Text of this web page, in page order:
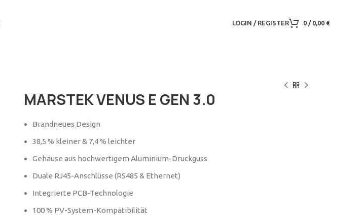
LOGIN / REGISTER 0 / 0,00 €
MARSTEK VENUS E GEN 3.0
Brandneues Design
38,5 % kleiner & 7,4 % leichter
Gehäuse aus hochwertigem Aluminium-Druckguss
Duale RJ45-Anschlüsse (RS485 & Ethernet)
Integrierte PCB-Technologie
100 % PV-System-Kompatibilität